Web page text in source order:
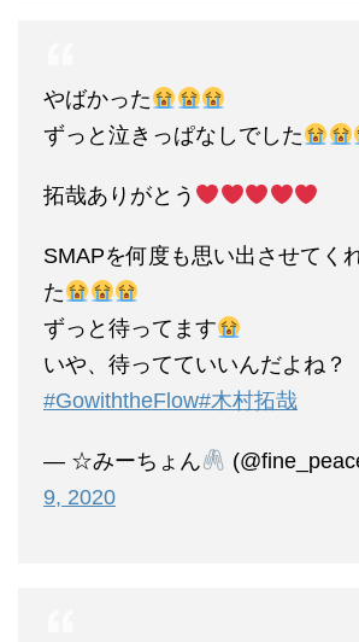
やばかった
ずっと泣きっぱなしでした
拓哉ありがとう
SMAPを何度も思い出させてく
た
ずっと待ってます
いや、待ってていいんだよね？
#GowiththeFlow#木村拓哉
— ☆みーちょん
9, 2020